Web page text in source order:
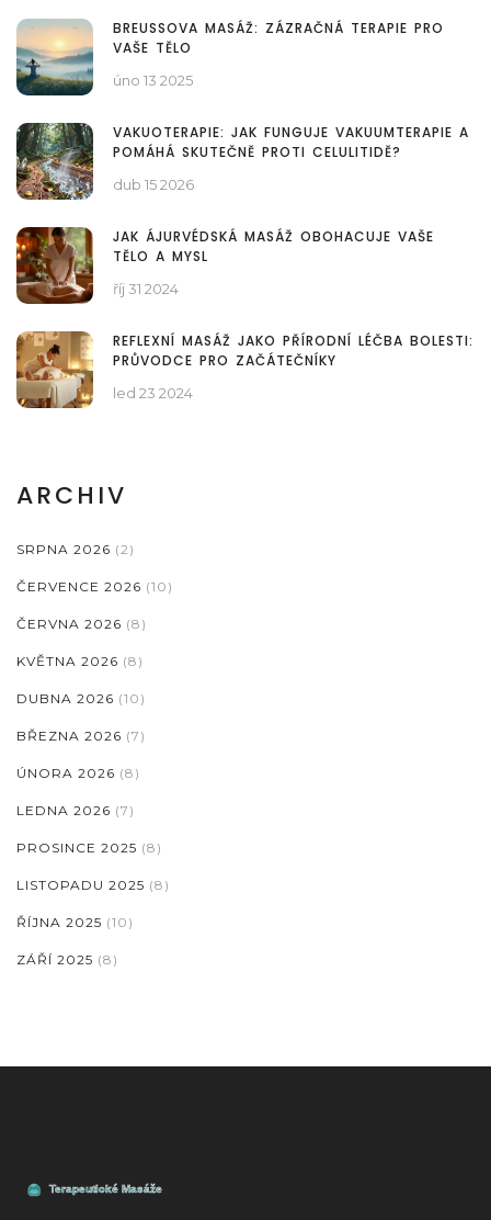
BREUSSOVA MASÁŽ: ZÁZRAČNÁ TERAPIE PRO
VAŠE TĚLO
úno 13 2025
VAKUOTERAPIE: JAK FUNGUJE VAKUUMTERAPIE A
POMÁHÁ SKUTEČNĚ PROTI CELULITIDĚ?
dub 15 2026
JAK ÁJURVÉDSKÁ MASÁŽ OBOHACUJE VAŠE
TĚLO A MYSL
říj 31 2024
REFLEXNÍ MASÁŽ JAKO PŘÍRODNÍ LÉČBA BOLESTI:
PRŮVODCE PRO ZAČÁTEČNÍKY
led 23 2024
ARCHIV
SRPNA 2026 (2)
ČERVENCE 2026 (10)
ČERVNA 2026 (8)
KVĚTNA 2026 (8)
DUBNA 2026 (10)
BŘEZNA 2026 (7)
ÚNORA 2026 (8)
LEDNA 2026 (7)
PROSINCE 2025 (8)
LISTOPADU 2025 (8)
ŘÍJNA 2025 (10)
ZÁŘÍ 2025 (8)